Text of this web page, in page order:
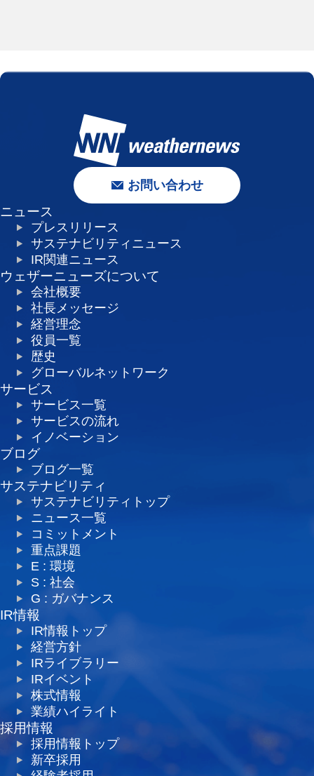
お問い合わせ
ニュース
プレスリリース
サステナビリティニュース
IR関連ニュース
ウェザーニューズについて
会社概要
社長メッセージ
経営理念
役員一覧
歴史
グローバルネットワーク
サービス
サービス一覧
サービスの流れ
イノベーション
ブログ
ブログ一覧
サステナビリティ
サステナビリティトップ
ニュース一覧
コミットメント
重点課題
E : 環境
S : 社会
G : ガバナンス
IR情報
IR情報トップ
経営方針
IRライブラリー
IRイベント
株式情報
業績ハイライト
採用情報
採用情報トップ
新卒採用